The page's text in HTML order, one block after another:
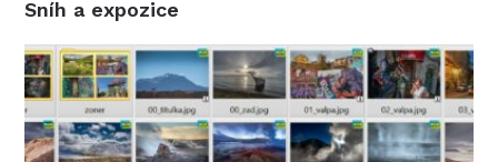
Sníh a expozice